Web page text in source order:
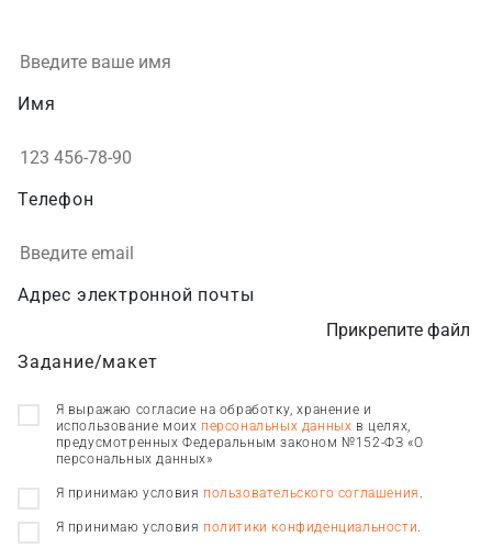
Имя
Телефон
Адрес электронной почты
Задание/макет
Прикрепите файл
Я выражаю согласие на обработку, хранение и
использование моих персональных данных в целях,
предусмотренных Федеральным законом №152-ФЗ «О
персональных данных»
Я принимаю условия пользовательского соглашения
Я принимаю условия политики конфиденциальности